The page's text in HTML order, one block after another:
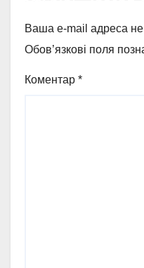
Ваша e-mail адреса
Обов’язкові поля
Коментар *